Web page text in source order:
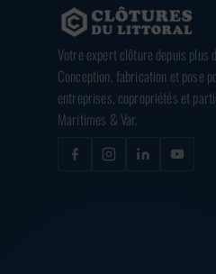
Votre expert clôture depuis plus
Conception, fabrication et pose
entreprises, copropriétés et
Maritimes & Var.